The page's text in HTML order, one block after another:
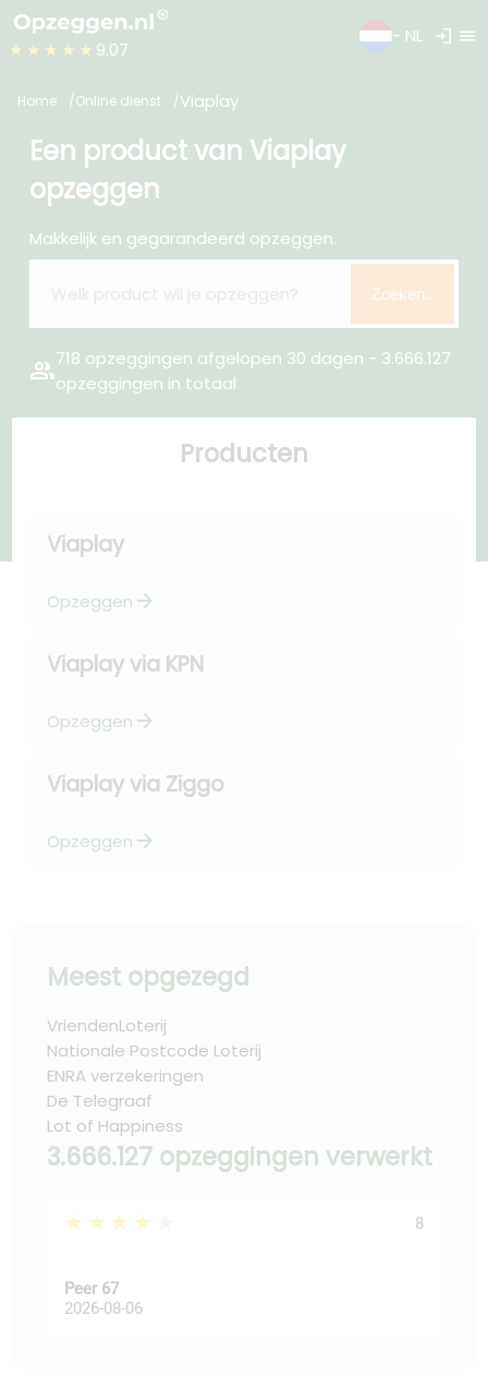
★★★★★ 9.07
- NL login menu
Home Online dienst Viaplay
Een product van Viaplay
opzeggen
Makkelijk en gegarandeerd opzeggen.
Zoeken..
group718 opzeggingen afgelopen 30 dagen - 3.666.127
opzeggingen in totaal
Producten
Viaplay
Opzeggen arrow_forward
Viaplay via KPN
Opzeggen arrow_forward
Viaplay via Ziggo
Opzeggen arrow_forward
Meest opgezegd
VriendenLoterij
Nationale Postcode Loterij
ENRA verzekeringen
De Telegraaf
Lot of Happiness
3.666.127 opzeggingen verwerkt
★★★★★ 8
Peer 67
2026-08-06